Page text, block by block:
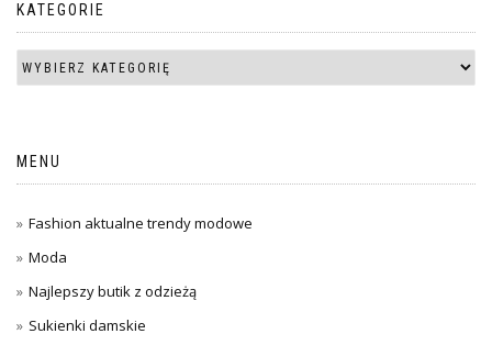
KATEGORIE
MENU
Fashion aktualne trendy modowe
Moda
Najlepszy butik z odzieżą
Sukienki damskie